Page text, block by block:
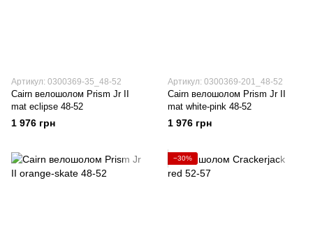
Артикул: 0300369-35_48-52
Cairn велошолом Prism Jr II
mat eclipse 48-52
1 976 грн
Артикул: 0300369-201_48-52
Cairn велошолом Prism Jr II
mat white-pink 48-52
1 976 грн
−30%